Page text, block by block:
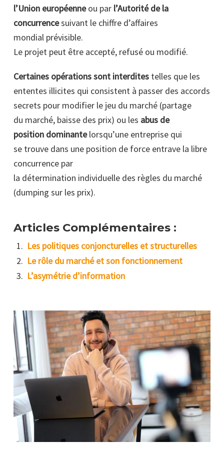
l’Union européenneou par l’Autorité de la
concurrencesuivant le chiffre d’affaires
mondial prévisible.
Le projet peut être accepté, refusé ou modifié.
Certaines opérations sont interdites telles que les
ententes illicites qui consistent à passer des accords
secrets pour modifier le jeu du marché (partage
du marché, baisse des prix) ou les abus de
position dominantelorsqu’une entreprise qui
se trouve dans une position de force entrave la libre
concurrence par
la détermination individuelle des règles du marché
(dumping sur les prix).
Articles Complémentaires :
Les politiques conjoncturelles et structurelles
Le rôle du marché et son fonctionnement
L’asymétrie d’information